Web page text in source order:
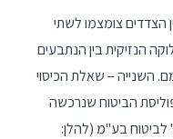
הצדדים צומצמו לשתי
הנזיקית בין הנתבעים
לבין עצמם. השנייה – שאלת הכיסוי
הביטוח שנרכשה
בע"מ (להלן: